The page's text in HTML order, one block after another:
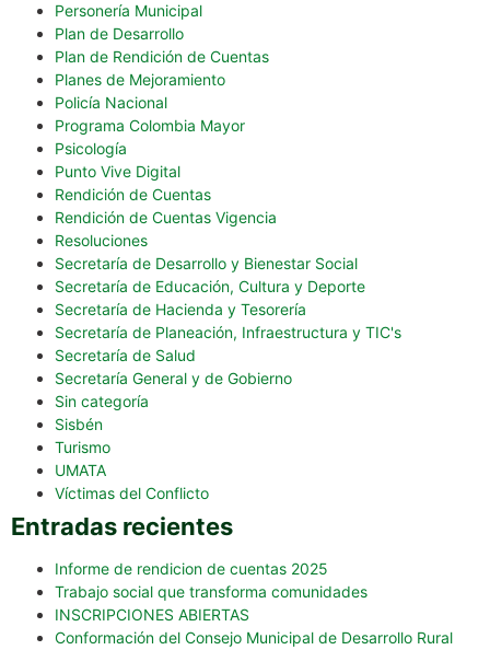
Personería Municipal
Plan de Desarrollo
Plan de Rendición de Cuentas
Planes de Mejoramiento
Policía Nacional
Programa Colombia Mayor
Psicología
Punto Vive Digital
Rendición de Cuentas
Rendición de Cuentas Vigencia
Resoluciones
Secretaría de Desarrollo y Bienestar Social
Secretaría de Educación, Cultura y Deporte
Secretaría de Hacienda y Tesorería
Secretaría de Planeación, Infraestructura y TIC's
Secretaría de Salud
Secretaría General y de Gobierno
Sin categoría
Sisbén
Turismo
UMATA
Víctimas del Conflicto
Entradas recientes
Informe de rendicion de cuentas 2025
Trabajo social que transforma comunidades
INSCRIPCIONES ABIERTAS
Conformación del Consejo Municipal de Desarrollo Rural